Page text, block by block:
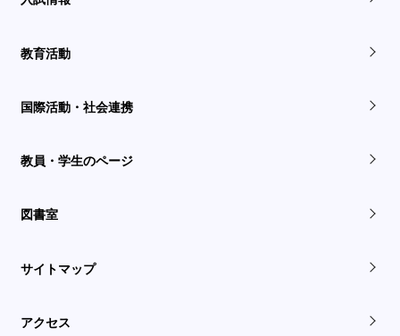
教育活動
国際活動・社会連携
教員・学生のページ
図書室
サイトマップ
アクセス